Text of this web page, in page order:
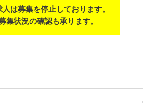
は募集を停止しております。
集状況の確認も承ります。